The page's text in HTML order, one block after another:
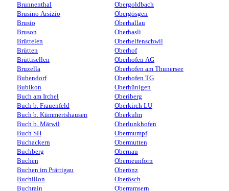
Brunnenthal
Brusino Arsizio
Brusio
Bruson
Brüttelen
Brütten
Brüttisellen
Bruzella
Bubendorf
Bubikon
Buch am Irchel
Buch b. Frauenfeld
Buch b. Kümmertshausen
Buch b. Märwil
Buch SH
Buchackern
Buchberg
Buchen
Buchen im Prättigau
Buchillon
Buchrain
Obergoldbach
Obergösgen
Oberhallau
Oberhasli
Oberhelfenschwil
Oberhof
Oberhofen AG
Oberhofen am Thunersee
Oberhofen TG
Oberhünigen
Oberiberg
Oberkirch LU
Oberkulm
Oberlunkhofen
Obermumpf
Obermutten
Obernau
Oberneunforn
Oberönz
Oberösch
Oberramsern